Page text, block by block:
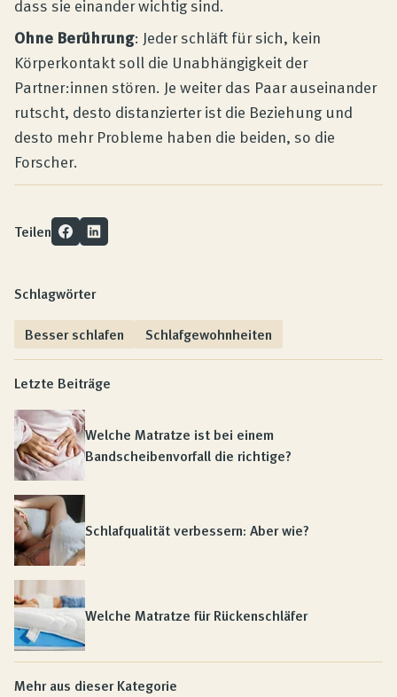
dass sie einander wichtig sind.
Ohne Berührung: Jeder schläft für sich, kein
Körperkontakt soll die Unabhängigkeit der
Partner:innen stören. Je weiter das Paar auseinander
rutscht, desto distanzierter ist die Beziehung und
desto mehr Probleme haben die beiden, so die
Forscher.
Teilen
Schlagwörter
Besser schlafen
Schlafgewohnheiten
Letzte Beiträge
Welche Matratze ist bei einem
Bandscheibenvorfall die richtige?
Schlafqualität verbessern: Aber wie?
Welche Matratze für Rückenschläfer
Mehr aus dieser Kategorie